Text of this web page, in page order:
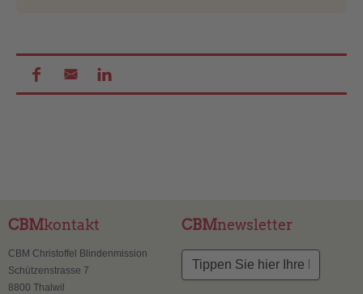
CBMkontakt
CBM Christoffel Blindenmission
Schützenstrasse 7
8800 Thalwil
CBMnewsletter